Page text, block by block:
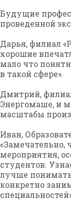
Будущие
проведенной
Дарья, филиал
хорошие
мало что
в такой сфере».
Дмитрий,
Энергомаше, и
масштабы
Иван,
«Замечательно,
мероприятия,
студентов.
лучше
конкретно